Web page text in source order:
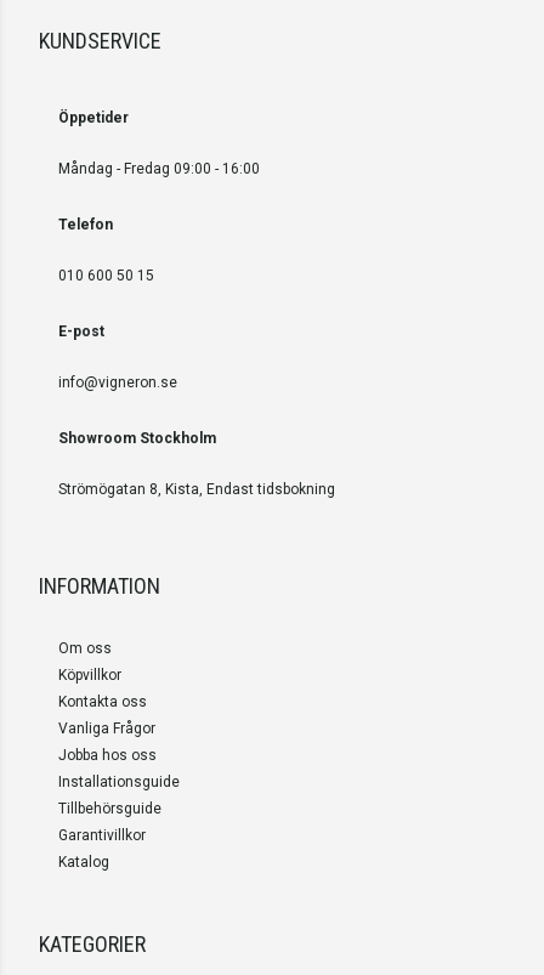
KUNDSERVICE
Öppetider
Måndag - Fredag 09:00 - 16:00
Telefon
010 600 50 15
E-post
info@vigneron.se
Showroom Stockholm
Strömögatan 8, Kista, Endast tidsbokning
INFORMATION
Om oss
Köpvillkor
Kontakta oss
Vanliga Frågor
Jobba hos oss
Installationsguide
Tillbehörsguide
Garantivillkor
Katalog
KATEGORIER